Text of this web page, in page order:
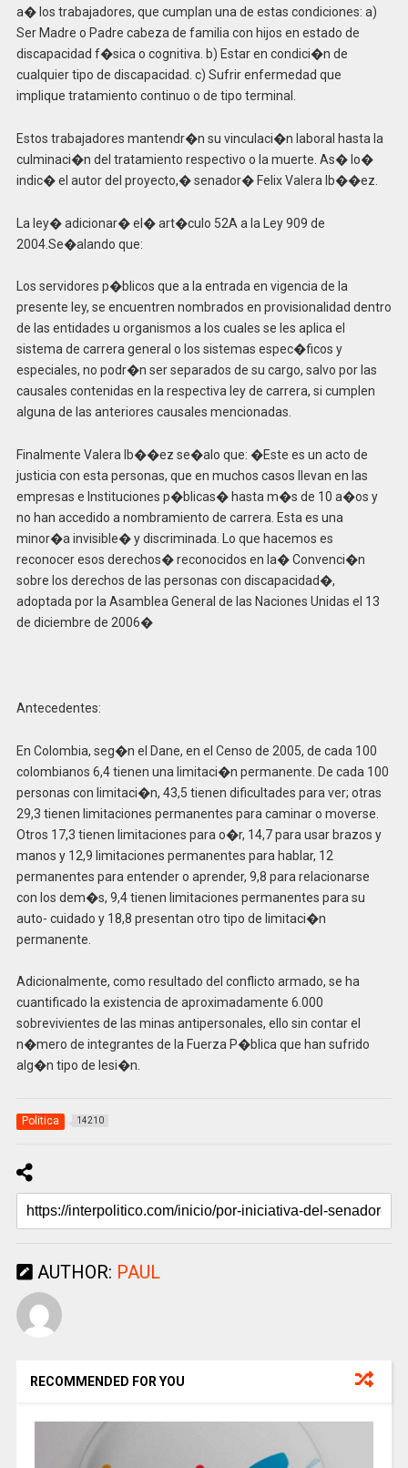
a� los trabajadores, que cumplan una de estas condiciones: a)
Ser Madre o Padre cabeza de familia con hijos en estado de
discapacidad f�sica o cognitiva. b) Estar en condici�n de
cualquier tipo de discapacidad. c) Sufrir enfermedad que
implique tratamiento continuo o de tipo terminal.
Estos trabajadores mantendr�n su vinculaci�n laboral hasta la
culminaci�n del tratamiento respectivo o la muerte. As� lo�
indic� el autor del proyecto,� senador� Felix Valera Ib��ez.
La ley� adicionar� el� art�culo 52A a la Ley 909 de
2004.Se�alando que:
Los servidores p�blicos que a la entrada en vigencia de la
presente ley, se encuentren nombrados en provisionalidad dentro
de las entidades u organismos a los cuales se les aplica el
sistema de carrera general o los sistemas espec�ficos y
especiales, no podr�n ser separados de su cargo, salvo por las
causales contenidas en la respectiva ley de carrera, si cumplen
alguna de las anteriores causales mencionadas.
Finalmente Valera Ib��ez se�alo que: �Este es un acto de
justicia con esta personas, que en muchos casos llevan en las
empresas e Instituciones p�blicas� hasta m�s de 10 a�os y
no han accedido a nombramiento de carrera. Esta es una
minor�a invisible� y discriminada. Lo que hacemos es
reconocer esos derechos� reconocidos en la� Convenci�n
sobre los derechos de las personas con discapacidad�,
adoptada por la Asamblea General de las Naciones Unidas el 13
de diciembre de 2006�
Antecedentes:
En Colombia, seg�n el Dane, en el Censo de 2005, de cada 100
colombianos 6,4 tienen una limitaci�n permanente. De cada 100
personas con limitaci�n, 43,5 tienen dificultades para ver; otras
29,3 tienen limitaciones permanentes para caminar o moverse.
Otros 17,3 tienen limitaciones para o�r, 14,7 para usar brazos y
manos y 12,9 limitaciones permanentes para hablar, 12
permanentes para entender o aprender, 9,8 para relacionarse
con los dem�s, 9,4 tienen limitaciones permanentes para su
auto- cuidado y 18,8 presentan otro tipo de limitaci�n
permanente.
Adicionalmente, como resultado del conflicto armado, se ha
cuantificado la existencia de aproximadamente 6.000
sobrevivientes de las minas antipersonales, ello sin contar el
n�mero de integrantes de la Fuerza P�blica que han sufrido
alg�n tipo de lesi�n.
Politica 14210
AUTHOR: PAUL
RECOMMENDED FOR YOU